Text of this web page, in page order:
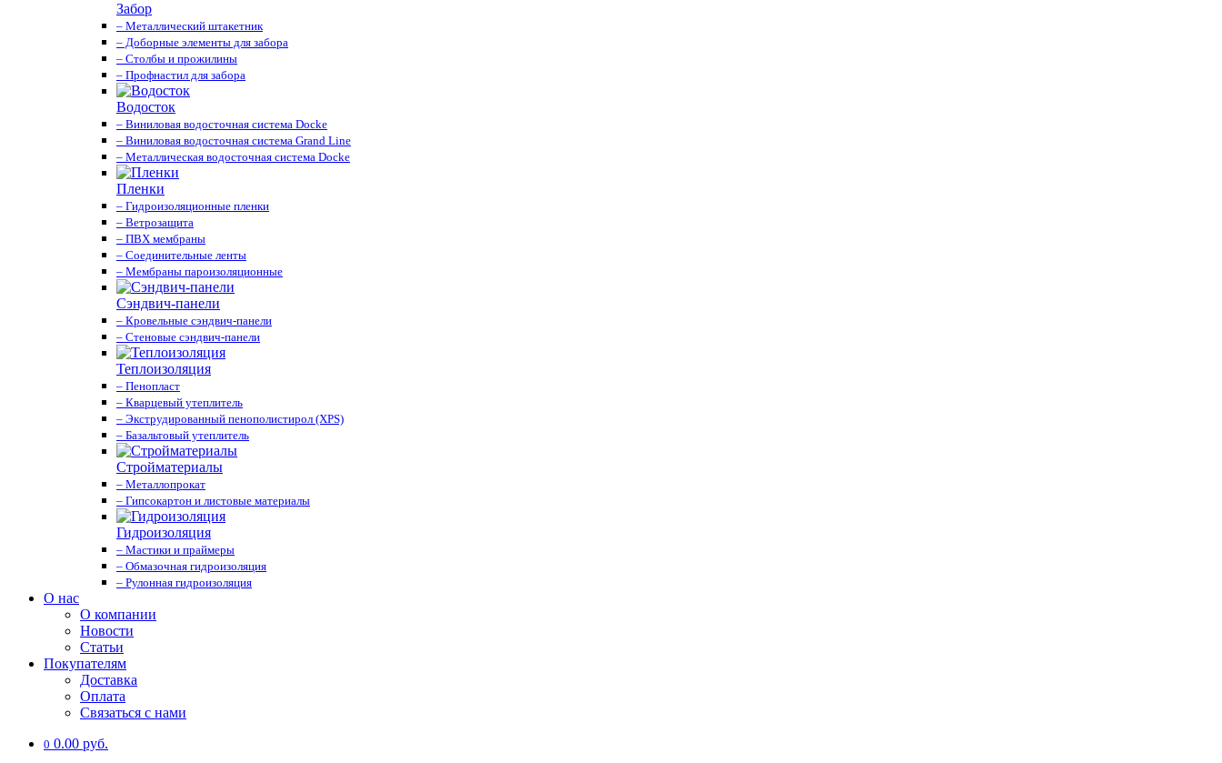
Забор
– Металлический штакетник
– Доборные элементы для забора
– Столбы и прожилины
– Профнастил для забора
Водосток
– Виниловая водосточная система Docke
– Виниловая водосточная система Grand Line
– Металлическая водосточная система Docke
Пленки
– Гидроизоляционные пленки
– Ветрозащита
– ПВХ мембраны
– Соединительные ленты
– Мембраны пароизоляционные
Сэндвич-панели
– Кровельные сэндвич-панели
– Стеновые сэндвич-панели
Теплоизоляция
– Пенопласт
– Кварцевый утеплитель
– Экструдированный пенополистирол (XPS)
– Базальтовый утеплитель
Стройматериалы
– Металлопрокат
– Гипсокартон и листовые материалы
Гидроизоляция
– Мастики и праймеры
– Обмазочная гидроизоляция
– Рулонная гидроизоляция
О нас
О компании
Новости
Статьи
Покупателям
Доставка
Оплата
Связаться с нами
0 0.00 руб.